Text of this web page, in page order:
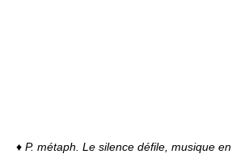
♦ P. métaph. Le silence défile, musique